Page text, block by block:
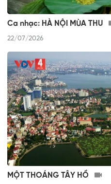
Ca nhạc: HÀ NỘI MÙA THU
22/07/2026
MỘT THOÁNG TÂY HỒ